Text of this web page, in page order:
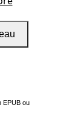
EPUB ou